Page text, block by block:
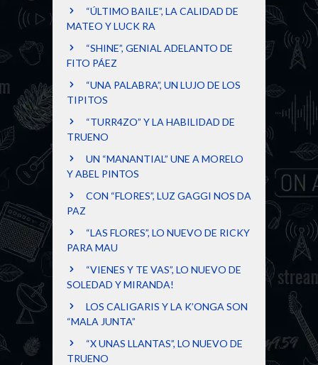
“ÚLTIMO BAILE”, LA CALIDAD DE
MATEO Y LUCK RA
“SHINE”, GENIAL ADELANTO DE
FITO PÁEZ
“UNA PALABRA”, UN LUJO DE LOS
TIPITOS
“TURR4ZO” Y LA HABILIDAD DE
TRUENO
UN “MANANTIAL” UNE A MORELO
Y ABEL PINTOS
CON “FLORES”, LUZ GAGGI NOS DA
PAZ
“LAS FLORES”, LO NUEVO DE RICKY
PARA MAU
“VIENES Y TE VAS”, LO NUEVO DE
SOLEDAD Y MIRANDA!
LOS CALIGARIS Y LA K’ONGA SON
“MALA JUNTA”
“X UNAS LLANTAS”, LO NUEVO DE
TRUENO